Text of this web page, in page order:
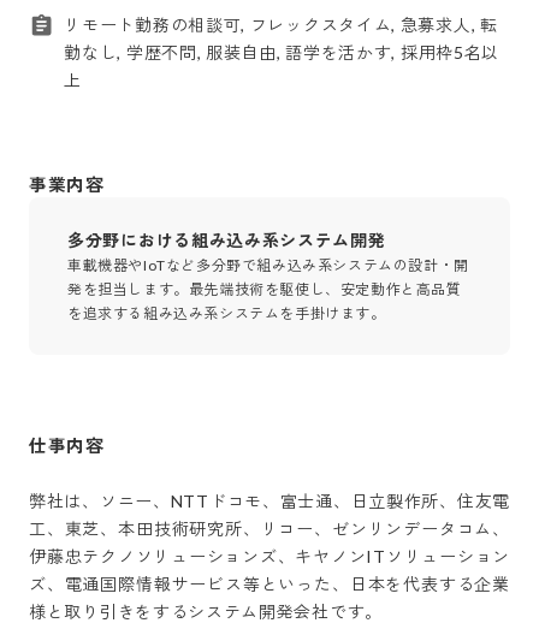
リモート勤務の相談可, フレックスタイム, 急募求人, 転
勤なし, 学歴不問, 服装自由, 語学を活かす, 採用枠5名以
上
事業内容
多分野における組み込み系システム開発
車載機器やIoTなど多分野で組み込み系システムの設計・開
発を担当します。最先端技術を駆使し、安定動作と高品質
を追求する組み込み系システムを手掛けます。
仕事内容
弊社は、ソニー、NTTドコモ、富士通、日立製作所、住友電
工、東芝、本田技術研究所、リコー、ゼンリンデータコム、
伊藤忠テクノソリューションズ、キヤノンITソリューション
ズ、電通国際情報サービス等といった、日本を代表する企業
様と取り引きをするシステム開発会社です。